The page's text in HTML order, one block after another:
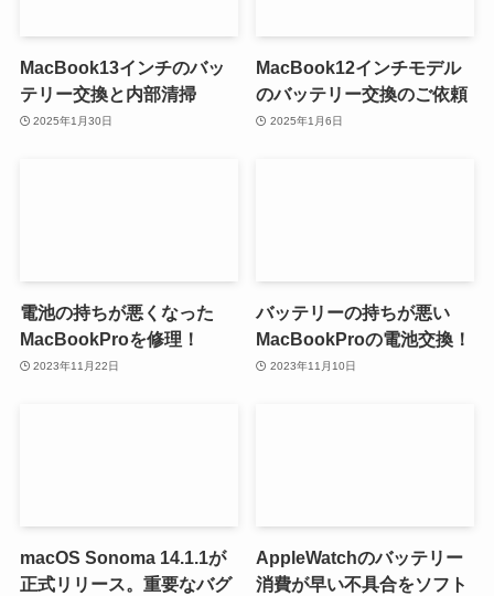
MacBook13インチのバッ
テリー交換と内部清掃
2025年1月30日
MacBook12インチモデル
のバッテリー交換のご依頼
2025年1月6日
電池の持ちが悪くなった
MacBookProを修理！
2023年11月22日
バッテリーの持ちが悪い
MacBookProの電池交換！
2023年11月10日
macOS Sonoma 14.1.1が
正式リリース。重要なバグ
AppleWatchのバッテリー
消費が早い不具合をソフト